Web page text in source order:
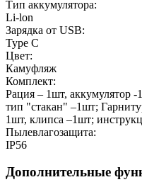
Тип аккумулятора:
Li-lon
Зарядка от USB:
Type C
Цвет:
Камуфляж
Комплект:
Рация – 1шт, аккумулятор -
тип "стакан" –1шт;
1шт, клипса –1шт;
Пылевлагозащита:
IP56
Дополнительные